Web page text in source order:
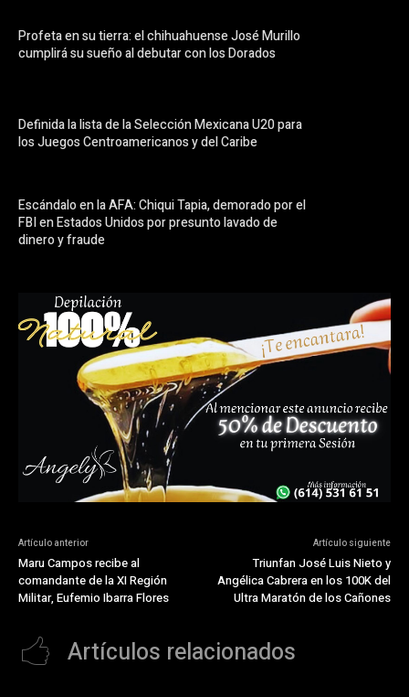
Profeta en su tierra: el chihuahuense José Murillo
cumplirá su sueño al debutar con los Dorados
Definida la lista de la Selección Mexicana U20 para
los Juegos Centroamericanos y del Caribe
Escándalo en la AFA: Chiqui Tapia, demorado por el
FBI en Estados Unidos por presunto lavado de
dinero y fraude
Artículo anterior
Maru Campos recibe al
comandante de la XI Región
Militar, Eufemio Ibarra Flores
Artículo siguiente
Triunfan José Luis Nieto y
Angélica Cabrera en los 100K del
Ultra Maratón de los Cañones
Artículos relacionados